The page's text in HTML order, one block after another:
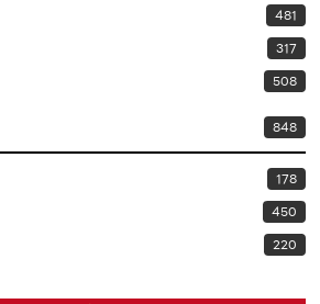
481
317
508
848
178
450
220